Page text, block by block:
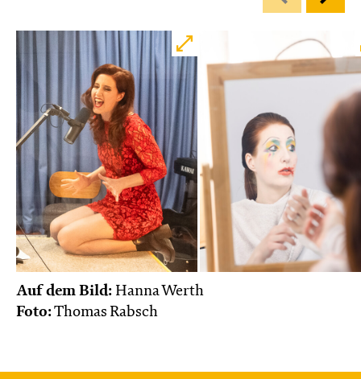
Auf dem Bild: Hanna Werth
Foto:Thomas Rabsch